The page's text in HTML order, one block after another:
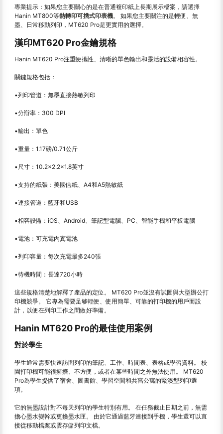
專業提示：如果您主要關心的是在普通複印紙上長期展示檔案，請選擇
Hanin MT800等熱轉印可擕式印表機。 如果您主要關注的是輕便、無
墨、日常移動列印，MT620 Pro是更實用的選擇。
漢印MT620 Pro金鑰規格
Hanin MT620 Pro注重便攜性、清晰的單色輸出和靈活的設備相容性。
關鍵規格包括：
•列印管道：無墨直接熱敏列印
•分辯率：300 DPI
•輸出：單色
•重量：1.17磅/0.71公斤
•尺寸：10.2×2.2×1.8英寸
•支持的紙張：美國信紙、A4和A5熱敏紙
•連接管道：藍牙和USB
•相容設備：iOS、Android、筆記型電腦、PC、智能手機和平板電腦
•電池：可充電內寘電池
•列印容量：每次充電最多240張
•待機時間：長達720小時
這些規格清楚地解釋了產品的定位。 MT620 Pro並沒有試圖與大型辦公打
印機競爭。 它專為需要足够輕便、使用簡單、可靠的打印機的用戶而設
計，以便在列印工作之間做好準備。
Hanin MT620 Pro的最佳使用案例
對於學生
學生通常需要快速訪問列印的筆記、工作、時間表、表格或學習資料。 校
園打印機可能很擁擠、不方便，或者在某些時間之外無法使用。 MT620
Pro為學生提供了宿舍、圖書館、學習空間和共亯公寓的緊湊型列印選
項。
它的無墨設計對不每天列印的學生特別有用。 在任務截止日期之前，無需
擔心墨水變幹或更換墨水匣。 由於它通過藍牙連接到手機，學生還可以直
接從移動檔案或雲存儲列印文檔。